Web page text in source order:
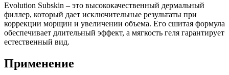
Evolution Subskin – это высококачественный дермальный
филлер, который дает исключительные результаты при
коррекции морщин и увеличении объема. Его сшитая формула
обеспечивает длительный эффект, а мягкость геля гарантирует
естественный вид.
Применение